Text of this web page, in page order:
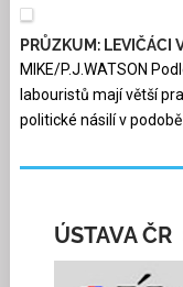
PRŮZKUM: LEVIČÁCI
MIKE/P.J.WATSON
labouristů mají větší
politické násilí v
ÚSTAVA ČR